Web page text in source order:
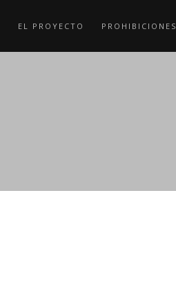
EL PROYECTO PROHIBICIONES